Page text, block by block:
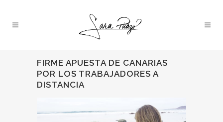
FIRME APUESTA DE CANARIAS
POR LOS TRABAJADORES A
DISTANCIA